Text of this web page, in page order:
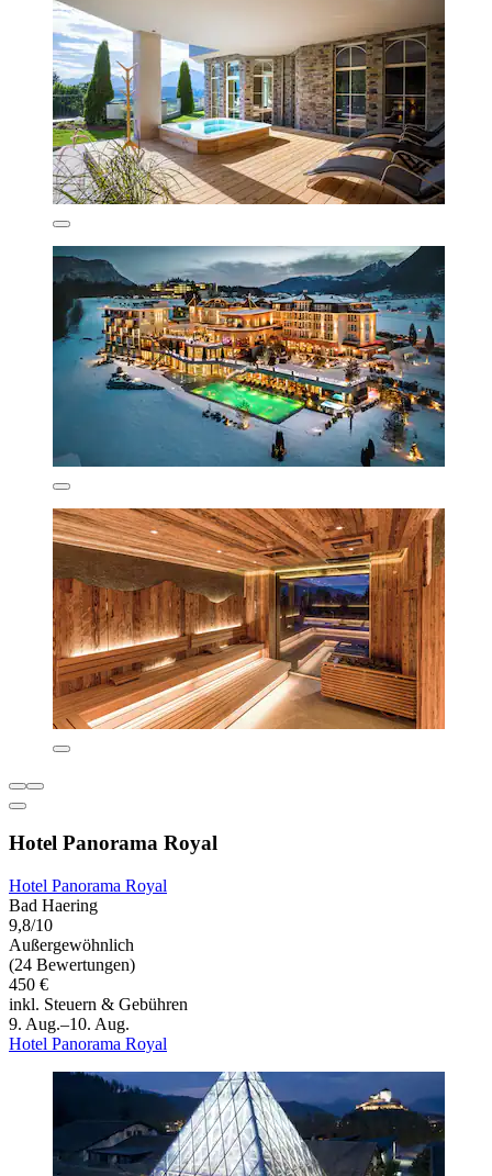
Hotel Panorama Royal
Hotel Panorama Royal
Bad Haering
9,8/10
Außergewöhnlich
(24 Bewertungen)
450 €
inkl. Steuern & Gebühren
9. Aug.–10. Aug.
Hotel Panorama Royal